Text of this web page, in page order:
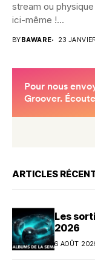
stream ou
ici-même !...
BYBAWARE 23
ARTICLES
Les
2026
6 AOÛT